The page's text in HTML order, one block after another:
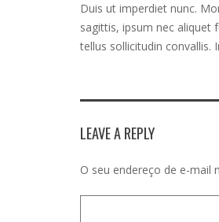
Duis ut imperdiet nunc.
sagittis, ipsum nec aliquet
tellus sollicitudin convallis.
LEAVE A REPLY
O seu endereço de e-mail